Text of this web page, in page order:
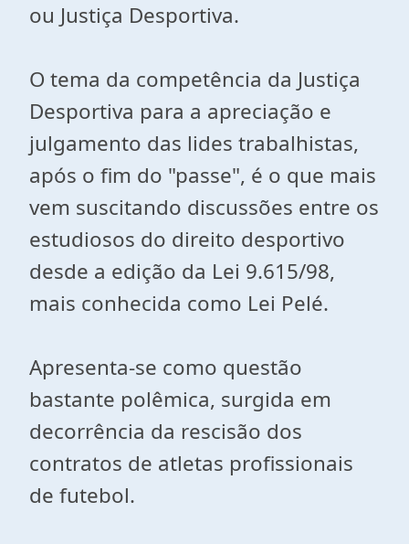
ou Justiça Desportiva.
O tema da competência da Justiça
Desportiva para a apreciação e
julgamento das lides trabalhistas,
após o fim do "passe", é o que mais
vem suscitando discussões entre os
estudiosos do direito desportivo
desde a edição da Lei 9.615/98,
mais conhecida como Lei Pelé.
Apresenta-se como questão
bastante polêmica, surgida em
decorrência da rescisão dos
contratos de atletas profissionais
de futebol.